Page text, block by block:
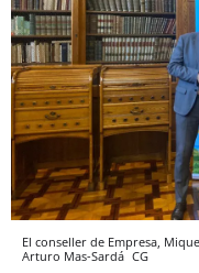
El conseller de Empresa,
Arturo Mas-Sardá CG